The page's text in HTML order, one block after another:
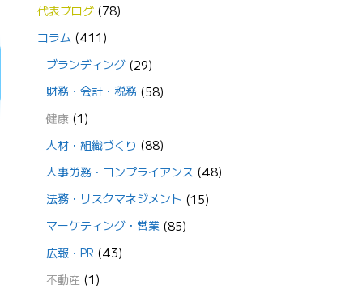
代表ブログ (78)
コラム (411)
ブランディング(29)
財務・会計・税務(58)
健康(1)
人材・組織づくり (88)
人事労務・コンプライアンス (48)
法務・リスクマネジメント (15)
マーケティング・営業 (85)
広報・PR (43)
不動産 (1)